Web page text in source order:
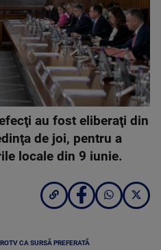
au fost eliberaţi din
de joi, pentru a
locale din 9 iunie.
CA SURSĂ PREFERATĂ